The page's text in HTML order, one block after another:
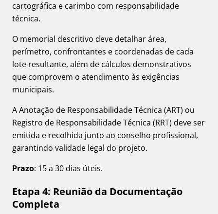
cartográfica e carimbo com responsabilidade
técnica.
O memorial descritivo deve detalhar área,
perímetro, confrontantes e coordenadas de cada
lote resultante, além de cálculos demonstrativos
que comprovem o atendimento às exigências
municipais.
A Anotação de Responsabilidade Técnica (ART) ou
Registro de Responsabilidade Técnica (RRT) deve ser
emitida e recolhida junto ao conselho profissional,
garantindo validade legal do projeto.
Prazo: 15 a 30 dias úteis.
Etapa 4: Reunião da Documentação
Completa